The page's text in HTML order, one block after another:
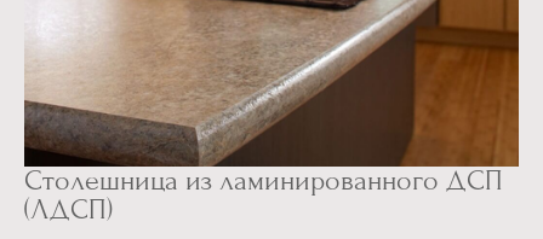
Столешница из ламинированного ДСП
(ЛДСП)